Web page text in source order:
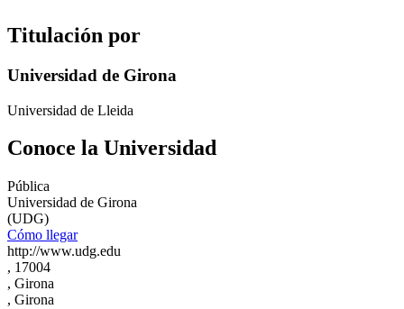
Titulación por
Universidad de Girona
Universidad de Lleida
Conoce la Universidad
Pública
Universidad de Girona
(UDG)
Cómo llegar
http://www.udg.edu
, 17004
, Girona
, Girona